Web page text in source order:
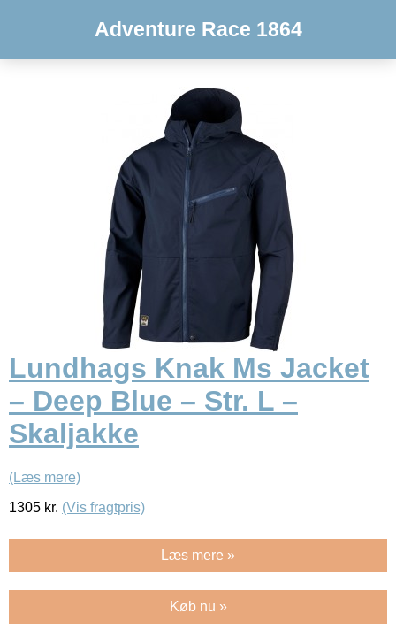
Adventure Race 1864
Lundhags Knak Ms Jacket
– Deep Blue – Str. L –
Skaljakke
(Læs mere)
1305 kr. (Vis fragtpris)
Læs mere »
Køb nu »